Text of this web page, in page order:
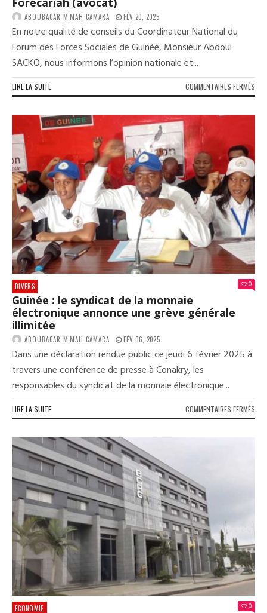
ABOUBACAR M'MAH CAMARA FÉV 20, 2025
En notre qualité de conseils du Coordinateur National du
Forum des Forces Sociales de Guinée, Monsieur Abdoul
SACKO, nous informons l’opinion nationale et...
LIRE LA SUITE COMMENTAIRES FERMÉS
À
DIVERS 0
Guinée : le syndicat de la monnaie
électronique annonce une grève générale
illimitée
ABOUBACAR M'MAH CAMARA FÉV 06, 2025
Dans une déclaration rendue public ce jeudi 6 février 2025 à
travers une conférence de presse à Conakry, les
responsables du syndicat de la monnaie électronique...
LIRE LA SUITE COMMENTAIRES FERMÉS
ECONOMIE 0